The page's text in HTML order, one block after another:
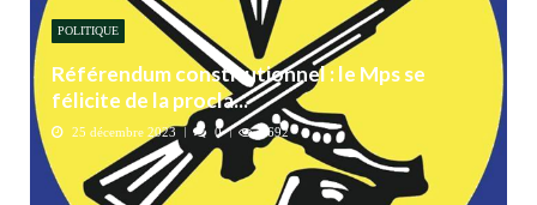
POLITIQUE
Référendum constitutionnel : le Mps se
félicite de la procla...
25 décembre 2023 0 4692